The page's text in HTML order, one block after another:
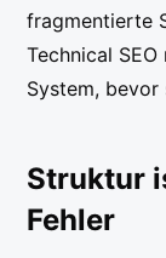
fragmentierte
Technical
System, bevor
Struktur
Fehler